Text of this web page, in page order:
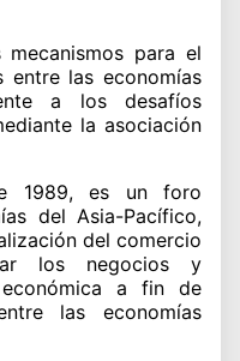
mecanismos para el
entre las economías
a los desafíos
la asociación
1989, es un foro
del Asia-Pacífico,
del comercio
los negocios y
a fin de
las economías